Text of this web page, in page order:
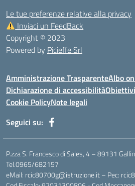
Le tue preferenze relative alla privacy
Inviaci un FeedBack
Copyright © 2023
Powered by Picieffe Srl
Amministrazione TrasparenteAlbo
Dichiarazione di accessibilità
Cookie PolicyNote legali
Seguici su:
P.zza S. Francesco di Sales, 4 – 89131
Tel.0965/682157
eMail: rcic80700g@istruzione.it – Pec: